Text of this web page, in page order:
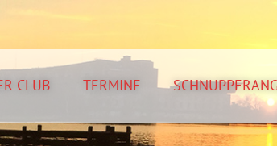
CLUB TERMINE